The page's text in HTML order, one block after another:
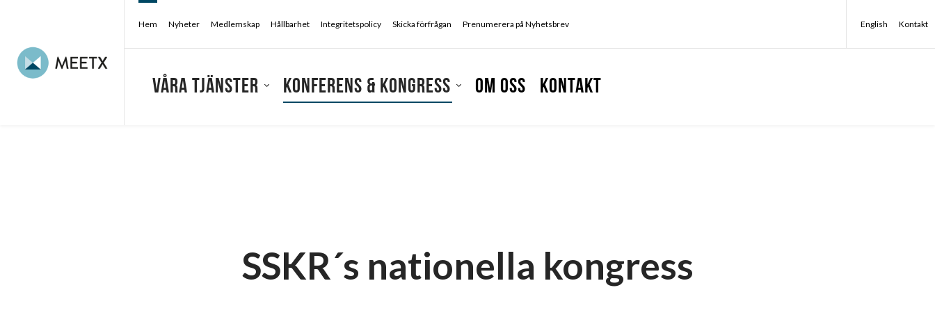
Hem Nyheter Medlemskap Hållbarhet Integritetspolicy Skicka förfrågan Prenumerera på Nyhetsbrev English Kontakt
Våra tjänster Konferens & kongress Om oss Kontakt
SSKR´s nationella kongress